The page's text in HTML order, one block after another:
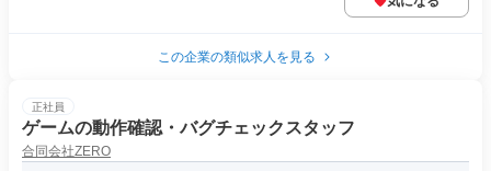
この企業の類似求人を見る
正社員
ゲームの動作確認・バグチェックスタッフ
合同会社ZERO